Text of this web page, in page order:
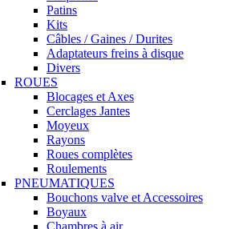
Patins
Kits
Câbles / Gaines / Durites
Adaptateurs freins à disque
Divers
ROUES
Blocages et Axes
Cerclages Jantes
Moyeux
Rayons
Roues complètes
Roulements
PNEUMATIQUES
Bouchons valve et Accessoires
Boyaux
Chambres à air